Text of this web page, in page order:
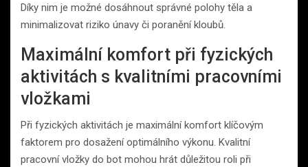
Díky nim je možné dosáhnout správné polohy těla a
minimalizovat riziko únavy či poranění kloubů.
Maximální komfort při fyzických
aktivitách s kvalitními pracovními
vložkami
Při fyzických aktivitách je maximální komfort klíčovým
faktorem pro dosažení optimálního výkonu. Kvalitní
pracovní vložky do bot mohou hrát důležitou roli při